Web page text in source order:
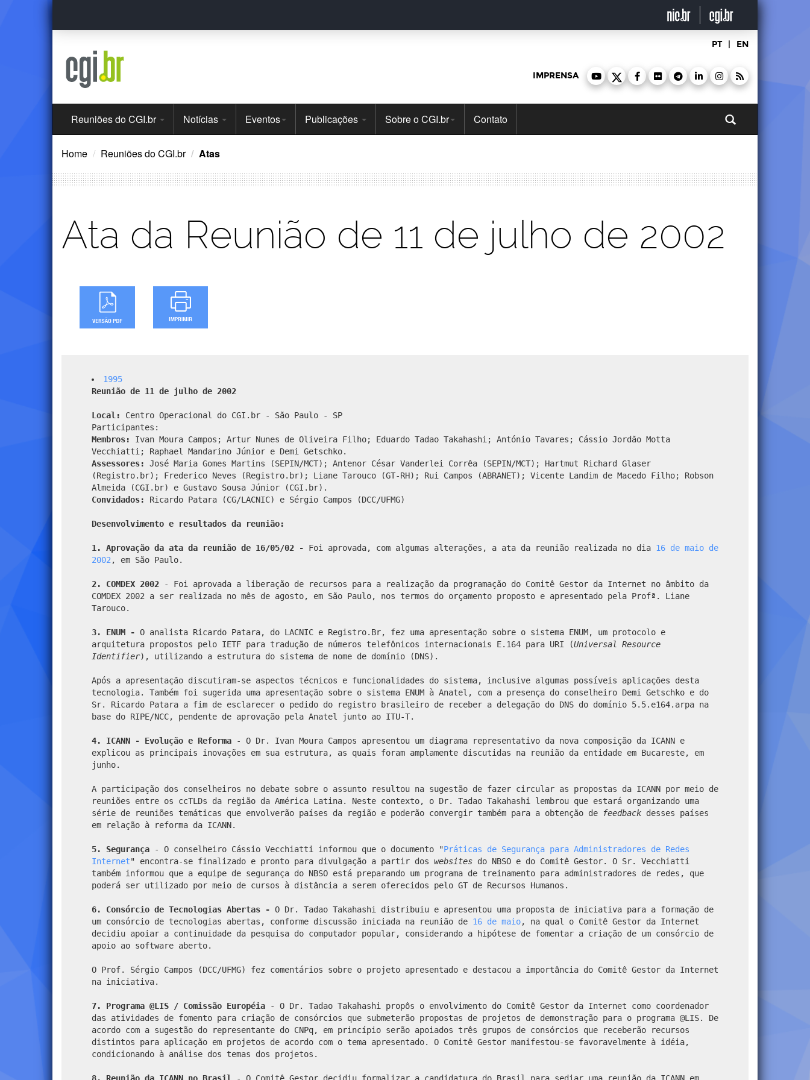
Ir
o
PT | EN
IMPRENSA
Menu
Principal
Reuniões do CGI.br Notícias Eventos Publicações Sobre o CGI.br Contato
Home Reuniões do CGI.br Atas
Ata da Reunião de 11 de julho de 2002
1995
Reunião de 11 de julho de 2002
Local:
Centro Operacional do CGI.br - São Paulo - SP
Participantes:
Membros:
Ivan Moura Campos; Artur Nunes de Oliveira Filho; Eduardo Tadao Takahashi; António Tavares; Cássio Jordão Motta
Vecchiatti; Raphael Mandarino Júnior e Demi Getschko.
Assessores: José Maria Gomes Martins (SEPIN/MCT); Antenor César Vanderlei Corrêa (SEPIN/MCT); Hartmut Richard Glaser
(Registro.br); Frederico Neves (Registro.br); Liane Tarouco (GT-RH); Rui Campos (ABRANET); Vicente Landim de Macedo Filho; Robson
Almeida (CGI.br) e Gustavo Sousa Júnior (CGI.br).
Convidados:
Ricardo Patara (CG/LACNIC) e Sérgio Campos (DCC/UFMG)
Desenvolvimento e resultados da reunião:
1. Aprovação da ata da reunião de 16/05/02 - Foi aprovada, com algumas alterações, a ata da reunião realizada no dia 16 de maio de
2002 , em São Paulo.
2. COMDEX 2002 - Foi aprovada a liberação de recursos para a realização da programação do Comitê Gestor da Internet no âmbito da
COMDEX 2002 a ser realizada no mês de agosto, em São Paulo, nos termos do orçamento proposto e apresentado pela Profª. Liane
Tarouco.
3. ENUM - O analista Ricardo Patara, do LACNIC e Registro.Br, fez uma apresentação sobre o sistema ENUM, um protocolo e
arquitetura propostos pelo IETF para tradução de números telefônicos internacionais E.164 para URI (Universal Resource
Identifier), utilizando a estrutura do sistema de nome de domínio (DNS).
Após a apresentação discutiram-se aspectos técnicos e funcionalidades do sistema, inclusive algumas possíveis aplicações desta
tecnologia. Também foi sugerida uma apresentação sobre o sistema ENUM à Anatel, com a presença do conselheiro Demi Getschko e do
Sr. Ricardo Patara a fim de esclarecer o pedido do registro brasileiro de receber a delegação do DNS do domínio 5.5.e164.arpa na
base do RIPE/NCC, pendente de aprovação pela Anatel junto ao ITU-T.
4. ICANN - Evolução e Reforma - O Dr. Ivan Moura Campos apresentou um diagrama representativo da nova composição da ICANN e
explicou as principais inovações em sua estrutura, as quais foram amplamente discutidas na reunião da entidade em Bucareste, em
junho.
A participação dos conselheiros no debate sobre o assunto resultou na sugestão de fazer circular as propostas da ICANN por meio de
reuniões entre os ccTLDs da região da América Latina. Neste contexto, o Dr. Tadao Takahashi lembrou que estará organizando uma
série de reuniões temáticas que envolverão países da região e poderão convergir também para a obtenção de
feedback desses países
em relação à reforma da ICANN.
5. Segurança - O conselheiro Cássio Vecchiatti informou que o documento "Práticas de Segurança para Administradores de Redes
Internet" encontra-se finalizado e pronto para divulgação a partir dos websites do NBSO e do Comitê Gestor. O Sr. Vecchiatti
também informou que a equipe de segurança do NBSO está preparando um programa de treinamento para administradores de redes, que
poderá ser utilizado por meio de cursos à distância a serem oferecidos pelo GT de Recursos Humanos.
6. Consórcio de Tecnologias Abertas - O Dr. Tadao Takahashi distribuiu e apresentou uma proposta de iniciativa para a formação de
um consórcio de tecnologias abertas, conforme discussão iniciada na reunião de 16 de maio, na qual o Comitê Gestor da Internet
decidiu apoiar a continuidade da pesquisa do computador popular, considerando a hipótese de fomentar a criação de um consórcio de
apoio ao software aberto.
O Prof. Sérgio Campos (DCC/UFMG) fez comentários sobre o projeto apresentado e destacou a importância do Comitê Gestor da Internet
na iniciativa.
7. Programa @LIS / Comissão Européia - O Dr. Tadao Takahashi propôs o envolvimento do Comitê Gestor da Internet como coordenador
das atividades de fomento para criação de consórcios que submeterão propostas de projetos de demonstração para o programa @LIS. De
acordo com a sugestão do representante do CNPq, em princípio serão apoiados três grupos de consórcios que receberão recursos
distintos para aplicação em projetos de acordo com o tema apresentado. O Comitê Gestor manifestou-se favoravelmente à idéia,
condicionando à análise dos temas dos projetos.
8. Reunião da ICANN no Brasil - O Comitê Gestor decidiu formalizar a candidatura do Brasil para sediar uma reunião da ICANN em